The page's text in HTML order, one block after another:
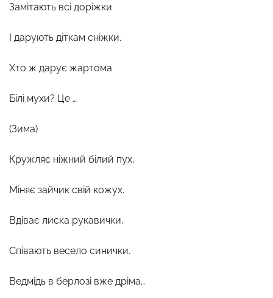
Замітають всі доріжки
І дарують діткам сніжки.
Хто ж дарує жартома
Білі мухи? Це …
(Зима)
Кружляє ніжний білий пух,
Міняє зайчик свій кожух.
Вдіває лиска рукавички,
Співають весело синички.
Ведмідь в берлозі вже дріма…